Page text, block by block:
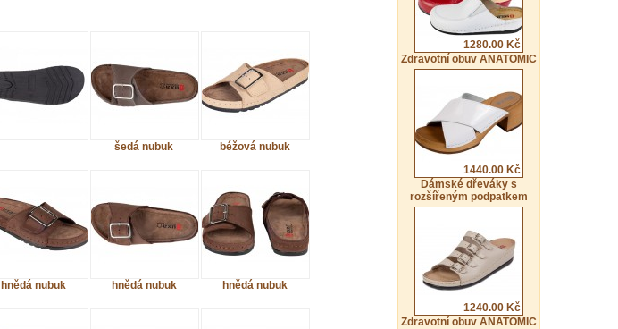
1280.00 Kč
Zdravotní obuv ANATOMIC
1440.00 Kč
Dámské dřeváky s
rozšířeným podpatkem
1240.00 Kč
Zdravotní obuv ANATOMIC
šedá nubuk béžová nubuk
hnědá nubuk hnědá nubuk hnědá nubuk